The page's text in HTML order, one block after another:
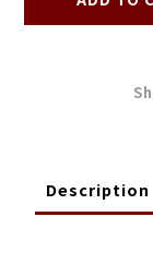
Description